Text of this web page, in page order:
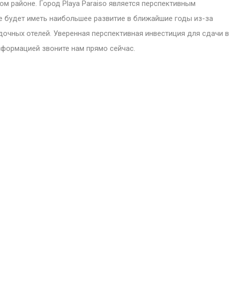
районе. Город Playa Paraiso является перспективным
будет иметь наибольшее развитие в ближайшие годы из-за
отелей. Уверенная перспективная инвестиция для сдачи в
звоните нам прямо сейчас.